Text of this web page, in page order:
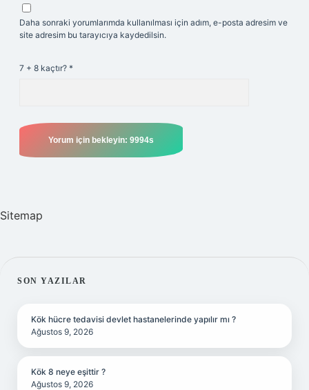
Daha sonraki yorumlarımda kullanılması için adım, e-posta adresim ve
site adresim bu tarayıcıya kaydedilsin.
7 + 8 kaçtır? *
Sitemap
SIDEBAR
SON YAZILAR
Kök hücre tedavisi devlet hastanelerinde yapılır mı ?
Ağustos 9, 2026
Kök 8 neye eşittir ?
Ağustos 9, 2026